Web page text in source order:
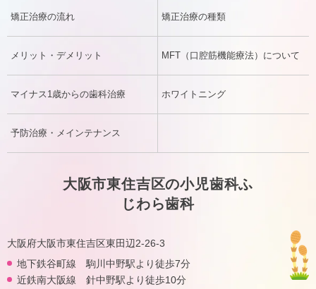
矯正治療の流れ 矯正治療の種類
メリット・デメリット MFT（口腔筋機能療法）について
マイナス1歳からの歯科治療 ホワイトニング
予防治療・メインテナンス
大阪市東住吉区の小児歯科ふ
じわら歯科
大阪府大阪市東住吉区東田辺2-26-3
地下鉄谷町線 駒川中野駅より徒歩7分
近鉄南大阪線 針中野駅より徒歩10分